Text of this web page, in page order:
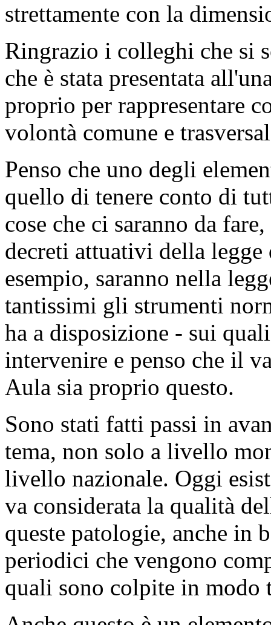
strettamente con la
Ringrazio i colleghi che si
che è stata presentata
proprio per rappresentare
volontà comune e
Penso che uno degli
quello di tenere conto di
cose che ci saranno da
decreti attuativi della
esempio, saranno nella
tantissimi gli strumenti
ha a disposizione - sui
intervenire e penso che il
Aula sia proprio questo.
Sono stati fatti passi in
tema, non solo a livello
livello nazionale. Oggi
va considerata la qualità
queste patologie, anche in
periodici che vengono
quali sono colpite in modo